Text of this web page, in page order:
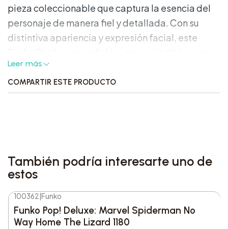
pieza coleccionable que captura la esencia del
personaje de manera fiel y detallada. Con su
distintiva apariencia y expresión facial, este
cualquier fanático de la serie. Con su tamaño
compacto y diseño vibrante, es perfecto para
exhibir en estanterías, escritorios o cualquier otro
Producto 100% original, importado de
Estados Unidos, exclusivo del retailer
americano Target
Envío inmediato
Leer más
COMPARTIR ESTE PRODUCTO
También podría interesarte uno de
estos
100362 Funko
Funko Pop! Deluxe: Marvel Spiderman No
Way Home The Lizard 1180